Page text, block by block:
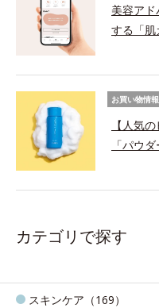
美容ア
する「肌
お買い物情報
【人気
「パウ
カテゴリで探す
スキンケア（169）